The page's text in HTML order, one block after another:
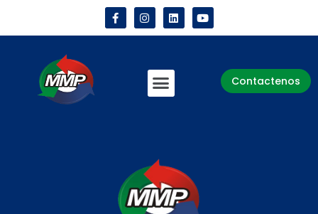
Contactenos